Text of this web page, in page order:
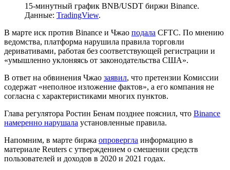
15-минутный график BNB/USDT биржи Binance.
Данные: TradingView.
В марте иск против Binance и Чжао подала CFTC. По мнению
ведомства, платформа нарушила правила торговли
деривативами, работая без соответствующей регистрации и
«умышленно уклоняясь от законодательства США».
В ответ на обвинения Чжао заявил, что претензии Комиссии
содержат «неполное изложение фактов», а его компания не
согласна с характеристиками многих пунктов.
Глава регулятора Ростин Бенам позднее пояснил, что Binance
намеренно нарушала установленные правила.
Напомним, в марте биржа опровергла информацию в
материале Reuters с утверждением о смешении средств
пользователей и доходов в 2020 и 2021 годах.